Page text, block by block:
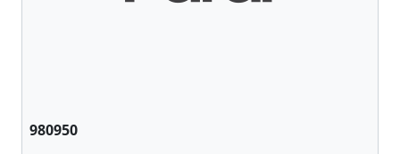
980950